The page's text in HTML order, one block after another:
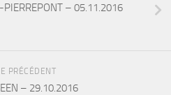
PIERREPONT – 05.11.2016
PRÉCÉDENT
– 29.10.2016